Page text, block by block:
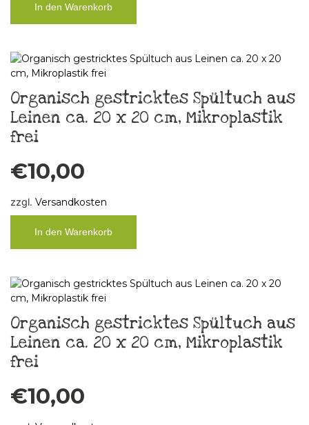
In den Warenkorb
Organisch gestricktes Spültuch aus
Leinen ca. 20 x 20 cm, Mikroplastik
frei
€10,00
zzgl. Versandkosten
In den Warenkorb
Organisch gestricktes Spültuch aus
Leinen ca. 20 x 20 cm, Mikroplastik
frei
€10,00